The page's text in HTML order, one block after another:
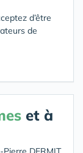
d’être
de
et à